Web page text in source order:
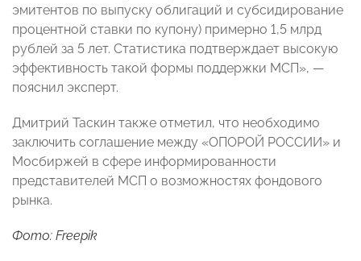
эмитентов по выпуску облигаций и субсидирование
процентной ставки по купону) примерно 1,5 млрд
рублей за 5 лет. Статистика подтверждает высокую
эффективность такой формы поддержки МСП», —
пояснил эксперт.
Дмитрий Таскин также отметил, что необходимо
заключить соглашение между «ОПОРОЙ РОССИИ» и
Мосбиржей в сфере информированности
представителей МСП о возможностях фондового
рынка.
Фото: Freepik